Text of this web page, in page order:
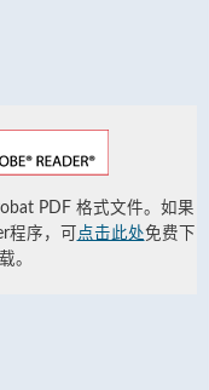
PDF 格式文件。如果
程序，可 点击此处免费下
载。